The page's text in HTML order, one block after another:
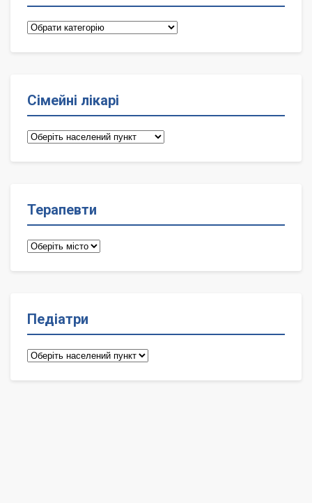
Категорії
Сімейні лікарі
Сімейні
Терапевти
Терапевти
Педіатри
Педіатри